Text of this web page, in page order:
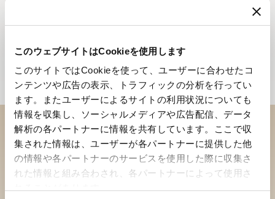
このウェブサイトはCookieを使用します
このサイトではCookieを使って、ユーザーに合わせたコ
ンテンツや広告の表示、トラフィックの分析を行ってい
ます。またユーザーによるサイトの利用状況についても
情報を収集し、ソーシャルメディアや広告配信、データ
解析の各パートナーに情報を共有しています。ここで収
集された情報は、ユーザーが各パートナーに提供した他
の情報や各パートナーのサービスを使用した際に収集さ
れた情報と組み合わされ、各パートナーによって使用さ
ブティックでコレクションを
ご覧ください
店舗を検索